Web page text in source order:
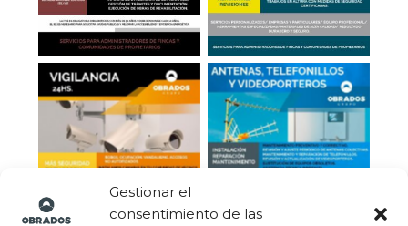
Gestionar el
consentimiento de las
Cámaras en Portales
Antenas, Telefonillos,
Videoporteros